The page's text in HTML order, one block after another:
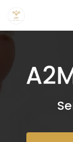
contenu
principal